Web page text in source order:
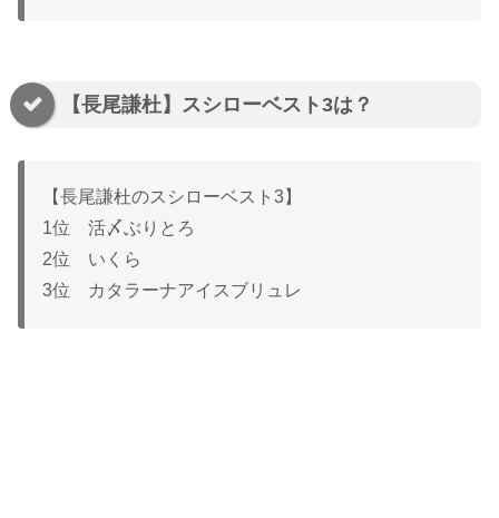
【長尾謙杜】スシローベスト3は？
【長尾謙杜のスシローベスト3】
1位 活〆ぶりとろ
2位 いくら
3位 カタラーナアイスブリュレ